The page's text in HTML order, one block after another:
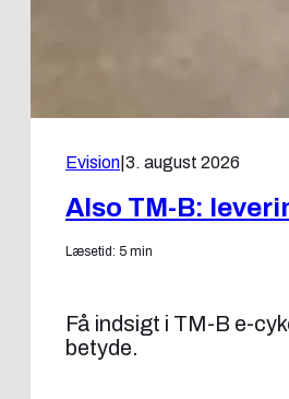
Evision 3. august 2026
Also TM-B:
Læsetid: 5 min
Få indsigt i TM-B e-
betyde.